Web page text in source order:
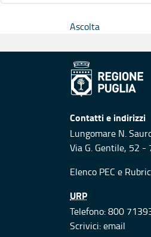
Ascolta
Contatti e indirizzi
Lungomare N.
Via G. Gentile, 52 -
Elenco PEC e
URP
Telefono: 800
Scrivici:email